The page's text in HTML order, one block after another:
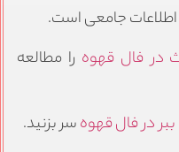
جامعی است.
در فال قهوهرا مطالعه
ببر در فال قهوهسر بزنید.